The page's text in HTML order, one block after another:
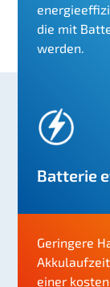
die mit
werden.
Batterie
Geringere
einer